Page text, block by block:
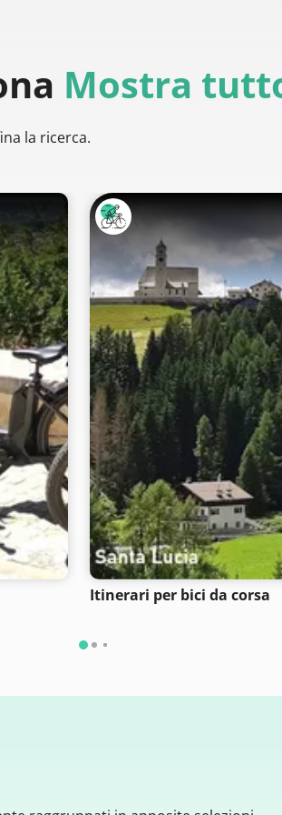
Mostra
la ricerca.
Itinerari per bici da corsa